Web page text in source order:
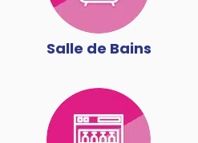
Salle de Bains